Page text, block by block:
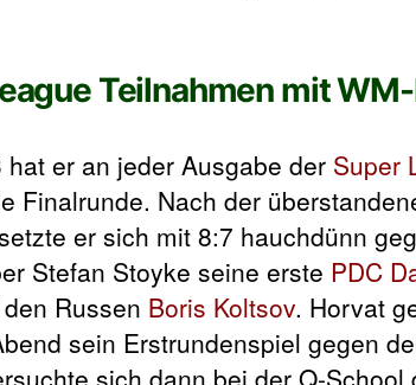
Teilnahmen mit
er an jeder Ausgabe der Super
Finalrunde. Nach der
er sich mit 8:7 hauchdünn
Stefan Stoyke seine erste PDC
Russen Boris Koltsov. Horvat
sein Erstrundenspiel gegen
sich dann bei der Q-